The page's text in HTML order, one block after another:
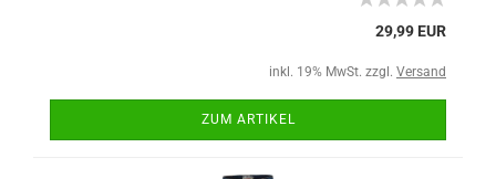
29,99 EUR
inkl. 19% MwSt. zzgl. Versand
ZUM ARTIKEL